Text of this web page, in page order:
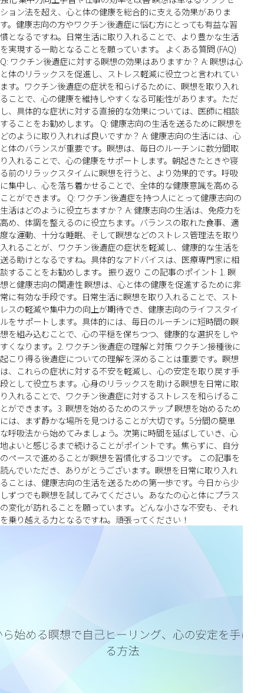
ション法を超え、心と体の健康を総合的に支える効果がありま
す。健康志向の方やワクチン後遺症に悩む方にとっても有益な習
慣となるですね。日常生活に取り入れることで、より豊かな生活
を実現する一助となることを願っています。 よくある質問 (FAQ)
Q: ワクチン後遺症に対する瞑想の効果はありますか？ A: 瞑想は心
と体のリラックスを促進し、ストレス軽減に役立つと言われてい
ます。ワクチン後遺症の症状を和らげるために、瞑想を取り入れ
ることで、心の健康を維持しやすくなる可能性があります。ただ
し、具体的な症状に対する直接的な効果については、医師に相談
することをお勧めします。 Q: 健康志向の生活を送るために瞑想を
どのように取り入れれば良いですか？ A: 健康志向の生活には、心
と体のバランスが重要です。瞑想は、毎日のルーチンに数分間取
り入れることで、心の健康をサポートします。朝起きたときや寝
る前のリラックスタイムに瞑想を行うと、より効果的です。呼吸
に集中し、心を落ち着かせることで、全体的な健康意識を高める
ことができます。 Q: ワクチン後遺症を持つ人にとって健康志向の
生活はどのように役立ちますか？ A: 健康志向の生活は、免疫力を
高め、体調を整えるのに役立ちます。バランスの取れた食事、適
度な運動、十分な睡眠、そして瞑想などのストレス管理法を取り
入れることが、ワクチン後遺症の症状を軽減し、健康的な生活を
送る助けとなるですね。具体的なアドバイスは、医療専門家に相
談することをお勧めします。 振り返り この記事のポイント 1. 瞑
想と健康志向の関連性 瞑想は、心と体の健康を促進するために非
常に有効な手段です。日常生活に瞑想を取り入れることで、スト
レスの軽減や集中力の向上が期待でき、健康志向のライフスタイ
ルをサポートします。具体的には、毎日のルーチンに短時間の瞑
想を組み込むことで、心の平穏を保ちつつ、健康的な選択をしや
すくなります。2. ワクチン後遺症の理解と対策 ワクチン接種後に
起こり得る後遺症についての理解を深めることは重要です。瞑想
は、これらの症状に対する不安を軽減し、心の安定を取り戻す手
段として役立ちます。心身のリラックスを助ける瞑想を日常に取
り入れることで、ワクチン後遺症に対するストレスを和らげるこ
とができます。3. 瞑想を始めるためのステップ 瞑想を始めるため
には、まず静かな場所を見つけることが大切です。5分間の簡単
な呼吸法から始めてみましょう。次第に時間を延ばしていき、心
地よいと感じるまで続けることがポイントです。焦らずに、自分
のペースで進めることが瞑想を習慣化するコツです。 この記事を
読んでいただき、ありがとうございます。瞑想を日常に取り入れ
ることは、健康志向の生活を送るための第一歩です。今日から少
しずつでも瞑想を試してみてください。あなたの心と体にプラス
の変化が訪れることを願っています。どんな小さな不安も、それ
を乗り越える力となるですね。頑張ってください！